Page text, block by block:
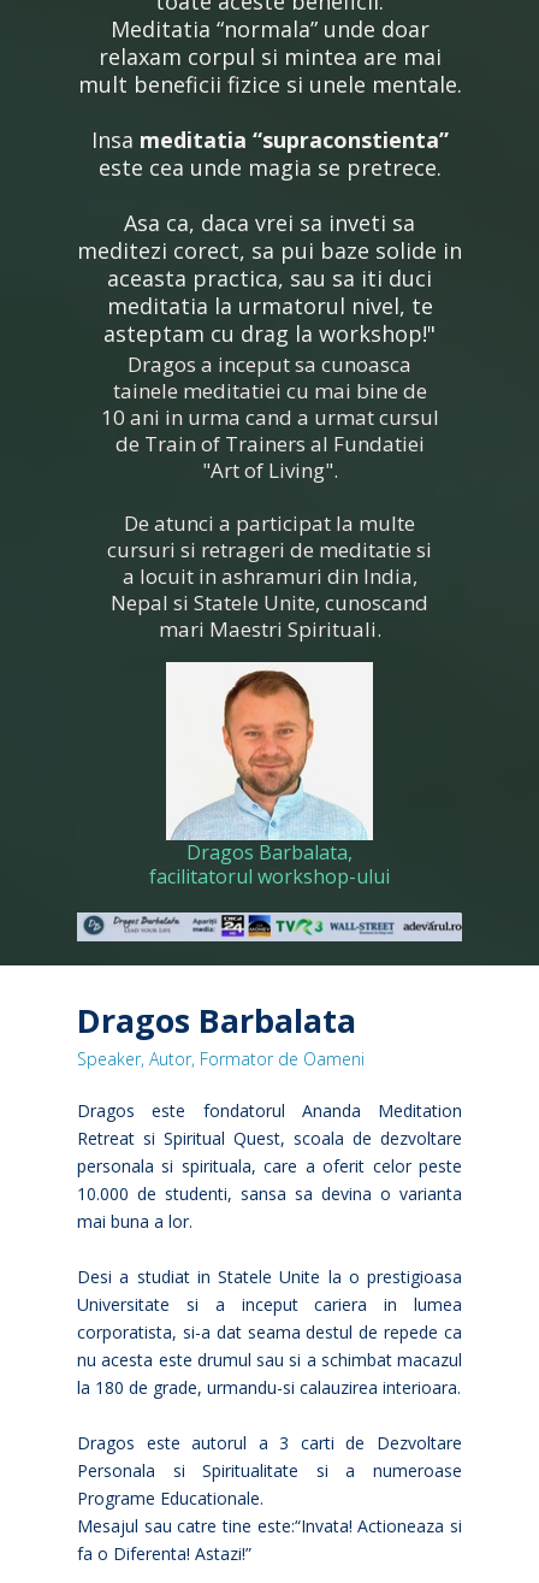
Meditatia “normala” unde doar
relaxam corpul si mintea are mai
mult beneficii fizice si unele mentale.
Insa meditatia “supraconstienta”
este cea unde magia se pretrece.
Asa ca, daca vrei sa inveti sa
meditezi corect, sa pui baze solide in
aceasta practica, sau sa iti duci
meditatia la urmatorul nivel, te
asteptam cu drag la workshop!"
Dragos Barbalata,
facilitatorul workshop-ului
Dragos a inceput sa cunoasca
tainele meditatiei cu mai bine de
10 ani in urma cand a urmat cursul
de Train of Trainers al Fundatiei
"Art of Living".
De atunci a participat la multe
cursuri si retrageri de meditatie si
a locuit in ashramuri din India,
Nepal si Statele Unite, cunoscand
mari Maestri Spirituali.
Dragos Barbalata
Speaker, Autor, Formator de Oameni
Dragos este fondatorul Ananda Meditation
Retreat si Spiritual Quest, scoala de dezvoltare
personala si spirituala, care a oferit celor peste
10.000 de studenti, sansa sa devina o varianta
mai buna a lor.
Desi a studiat in Statele Unite la o prestigioasa
Universitate si a inceput cariera in lumea
corporatista, si-a dat seama destul de repede ca
nu acesta este drumul sau si a schimbat macazul
la 180 de grade, urmandu-si calauzirea interioara.
Dragos este autorul a 3 carti de Dezvoltare
Personala si Spiritualitate si a numeroase
Programe Educationale.
Mesajul sau catre tine este:“Invata! Actioneaza si
fa o Diferenta! Astazi!”